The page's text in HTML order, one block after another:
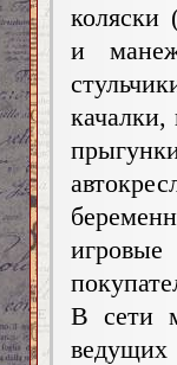
коляски
и
качалки,
В сети
ведущих